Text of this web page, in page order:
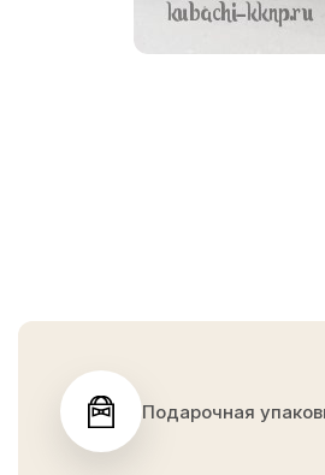
Подарочная